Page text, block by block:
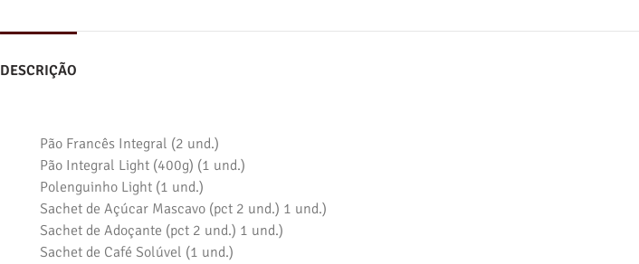
DESCRIÇÃO
Pão Francês Integral (2 und.)
Pão Integral Light (400g) (1 und.)
Polenguinho Light (1 und.)
Sachet de Açúcar Mascavo (pct 2 und.) 1 und.)
Sachet de Adoçante (pct 2 und.) 1 und.)
Sachet de Café Solúvel (1 und.)